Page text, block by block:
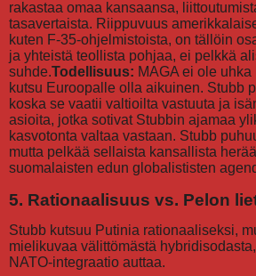
rakastaa omaa kansaansa,
tasavertaista. Riippuvuus
kuten F-35-ohjelmistoista, on tällöin
ja yhteistä teollista pohjaa, ei pelkkä
suhde.Todellisuus: MAGA ei ole
kutsu Euroopalle olla aikuinen. Stubb
koska se vaatii valtioilta vastuuta ja
asioita, jotka sotivat Stubbin ajamaa
kasvotonta valtaa vastaan. Stubb
mutta pelkää sellaista kansallista
suomalaisten edun globalististen
5. Rationaalisuus vs. Pelon
Stubb kutsuu Putinia rationaaliseksi,
mielikuvaa välittömästä
NATO-integraatio auttaa.